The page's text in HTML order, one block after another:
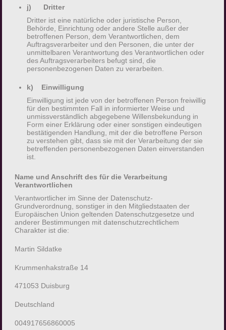
Verarbeitung ist jeder mit oder ohne Hilfe
automatisierter Verfahren ausgeführte
Vorgang oder jede solche Vorgangsreihe im
Zusammenhang mit personenbezogenen
Daten wie das Erheben, das Erfassen, die
Organisation, das Ordnen, die Speicherung, die
Anpassung oder Veränderung, das Auslesen,
das Abfragen, die Verwendung, die
Offenlegung durch Übermittlung, Verbreitung
oder eine andere Form der Bereitstellung, den
Abgleich oder die Verknüpfung, die
Einschränkung, das Löschen oder die
Vernichtung.
d) Einschränkung der
Verarbeitung
Einschränkung der Verarbeitung ist die
Markierung gespeicherter personenbezogener
einzuschränken.
e) Profiling
Profiling ist jede Art der automatisierten
darin besteht, dass diese personenbezogenen
j) Dritter
Dritter ist eine natürliche oder juristische Person,
Behörde, Einrichtung oder andere Stelle außer der
betroffenen Person, dem Verantwortlichen, dem
Auftragsverarbeiter und den Personen, die unter der
unmittelbaren Verantwortung des Verantwortlichen oder
des Auftragsverarbeiters befugt sind, die
personenbezogenen Daten zu verarbeiten.
k) Einwilligung
Einwilligung ist jede von der betroffenen Person freiwillig
für den bestimmten Fall in informierter Weise und
unmissverständlich abgegebene Willensbekundung in
Form einer Erklärung oder einer sonstigen eindeutigen
bestätigenden Handlung, mit der die betroffene Person
zu verstehen gibt, dass sie mit der Verarbeitung der sie
betreffenden personenbezogenen Daten einverstanden
ist.
Name und Anschrift des für die Verarbeitung
Verantwortlichen
Verantwortlicher im Sinne der Datenschutz-
Grundverordnung, sonstiger in den Mitgliedstaaten der
Europäischen Union geltenden Datenschutzgesetze und
anderer Bestimmungen mit datenschutzrechtlichem
Charakter ist die:
Martin Sildatke
Krummenhakstraße 14
471053 Duisburg
Deutschland
004917656860005